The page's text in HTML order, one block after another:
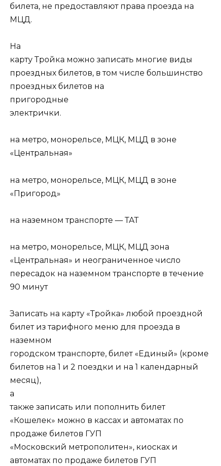
билета, не предоставляют права проезда на
МЦД.
На
карту Тройка можно записать многие виды
проездных билетов, в том числе большинство
проездных билетов на
пригородные
электрички.
на метро, монорельсе, МЦК, МЦД в зоне
«Центральная»
на метро, монорельсе, МЦК, МЦД в зоне
«Пригород»
на наземном транспорте — ТАТ
на метро, монорельсе, МЦК, МЦД зона
«Центральная» и неограниченное число
пересадок на наземном транспорте в течение
90 минут
Записать на карту «Тройка» любой проездной
билет из тарифного меню для проезда в
наземном
городском транспорте, билет «Единый» (кроме
билетов на 1 и 2 поездки и на 1 календарный
месяц),
а
также записать или пополнить билет
«Кошелек» можно в кассах и автоматах по
продаже билетов ГУП
«Московский метрополитен», киосках и
автоматах по продаже билетов ГУП